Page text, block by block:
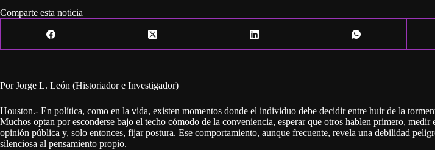
Comparte esta noticia
Por Jorge L. León (Historiador e Investigador)
Houston.- En política, como en la vida, existen momentos donde el individuo debe decidir entre huir de la
Muchos optan por esconderse bajo el techo cómodo de la conveniencia, esperar que otros hablen primero, medir
opinión pública y, solo entonces, fijar postura. Ese comportamiento, aunque frecuente, revela una debilidad
silenciosa al pensamiento propio.